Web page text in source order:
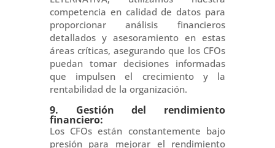
competencia en calidad de datos para
proporcionar análisis financieros
detallados y asesoramiento en estas
áreas críticas, asegurando que los CFOs
puedan tomar decisiones informadas
que impulsen el crecimiento y la
rentabilidad de la organización.
9. Gestión del rendimiento
financiero:
Los CFOs están constantemente bajo
presión para mejorar el rendimiento